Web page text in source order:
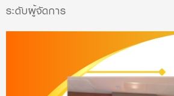
ระดับผู้จัดการ